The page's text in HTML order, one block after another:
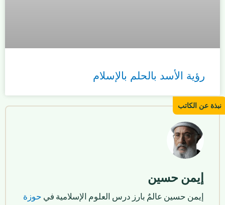
رؤية الأسد بالحلم بالإسلام
إيمن حسين
إيمن حسين عالمٌ بارز درس العلوم الإسلامية في حوزة